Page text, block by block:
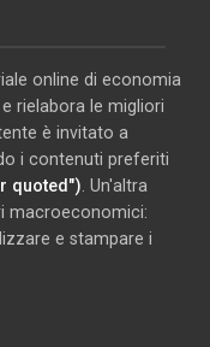
online di economia
rielabora le migliori
è invitato a
i contenuti preferiti
quoted") . Un'altra
macroeconomici:
e stampare i